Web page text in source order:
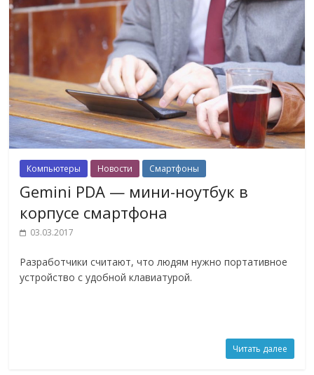
Компьютеры Новости Смартфоны
Gemini PDA — мини-ноутбук в
корпусе смартфона
03.03.2017
Разработчики считают, что людям нужно портативное
устройство с удобной клавиатурой.
Читать далее